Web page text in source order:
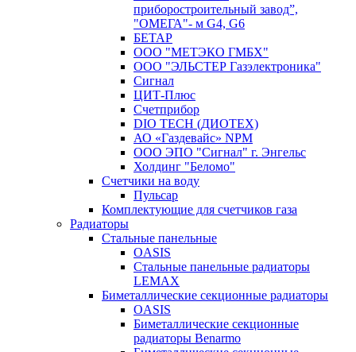
приборостроительный завод”,
"ОМЕГА"- м G4, G6
БЕТАР
ООО "МЕТЭКО ГМБХ"
ООО "ЭЛЬСТЕР Газэлектроника"
Сигнал
ЦИТ-Плюс
Счетприбор
DIO TECH (ДИОТЕХ)
АО «Газдевайс» NPM
ООО ЭПО "Сигнал" г. Энгельс
Холдинг "Беломо"
Счетчики на воду
Пульсар
Комплектующие для счетчиков газа
Радиаторы
Стальные панельные
OASIS
Стальные панельные радиаторы
LEMAX
Биметаллические секционные радиаторы
OASIS
Биметаллические секционные
радиаторы Benarmo